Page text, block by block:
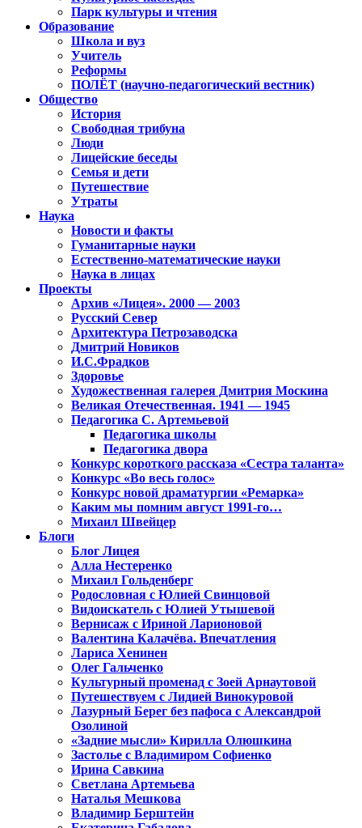
Парк культуры и чтения
Образование
Школа и вуз
Учитель
Реформы
ПОЛЁТ (научно-педагогический вестник)
Общество
История
Свободная трибуна
Люди
Лицейские беседы
Семья и дети
Путешествие
Утраты
Наука
Новости и факты
Гуманитарные науки
Естественно-математические науки
Наука в лицах
Проекты
Архив «Лицея». 2000 — 2003
Русский Север
Архитектура Петрозаводска
Дмитрий Новиков
И.С.Фрадков
Здоровье
Художественная галерея Дмитрия Москина
Великая Отечественная. 1941 — 1945
Педагогика С. Артемьевой
Педагогика школы
Педагогика двора
Конкурс короткого рассказа «Сестра таланта»
Конкурс «Во весь голос»
Конкурс новой драматургии «Ремарка»
Каким мы помним август 1991-го…
Михаил Швейцер
Блоги
Блог Лицея
Алла Нестеренко
Михаил Гольденберг
Родословная с Юлией Свинцовой
Видоискатель с Юлией Утышевой
Вернисаж с Ириной Ларионовой
Валентина Калачёва. Впечатления
Лариса Хенинен
Олег Гальченко
Культурный променад с Зоей Арнаутовой
Путешествуем с Лидией Винокуровой
Лазурный Берег без пафоса с Александрой
Озолиной
«Задние мысли» Кирилла Олюшкина
Застолье с Владимиром Софиенко
Ирина Савкина
Светлана Артемьева
Наталья Мешкова
Владимир Берштейн